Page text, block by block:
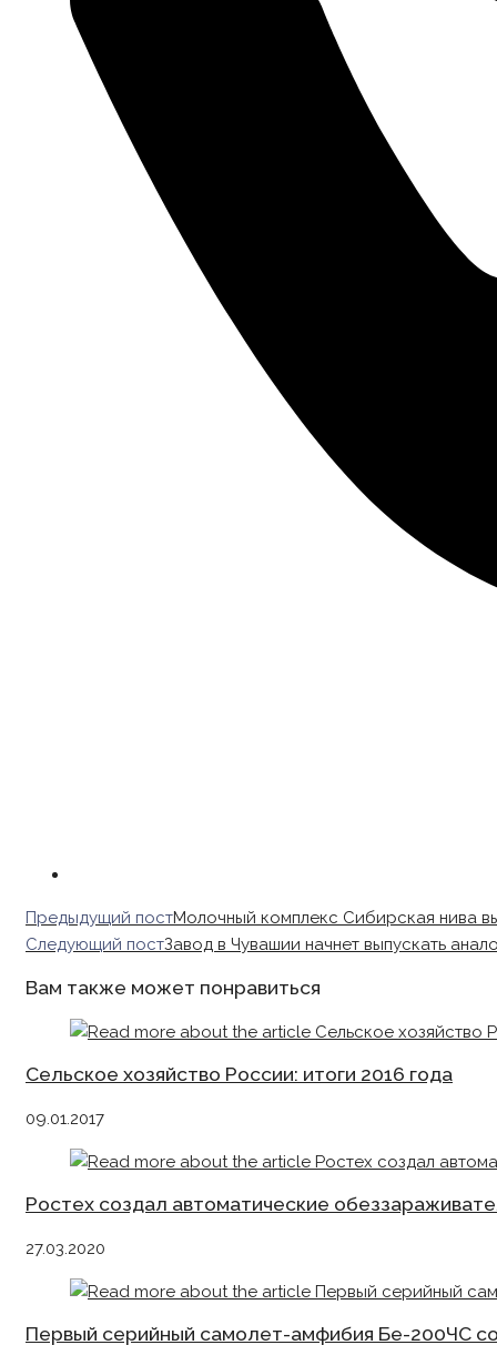
Read
more
Предыдущий постМолочный комплекс Сибирская нива
Следующий постЗавод в Чувашии начнет выпускать
Вам также может понравиться
Сельское хозяйство России: итоги 2016 года
09.01.2017
Ростех создал автоматические
27.03.2020
Первый серийный самолет-амфибия Бе-200ЧС